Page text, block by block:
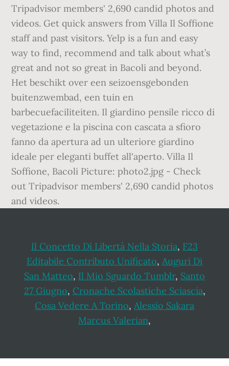
Tripadvisor members' 2,690 candid photos and
videos. Get quick answers from Villa Il Soffione
staff and past visitors. Yelp is a fun and easy
way to find, recommend and talk about what’s
great and not so great in Bacoli and beyond.
Het beschikt over een seizoensgebonden
buitenzwembad, een tuin en
barbecuefaciliteiten. Il giardino pensile ricco di
vegetazione e la piscina con cascata a sfioro
fanno da apertura ad un ulteriore giardino
ideale per eleganti buffet all'aperto. Villa Il
Soffione, Bacoli Picture: photo2.jpg - Check
out Tripadvisor members' 2,690 candid photos
and videos.
Il Concetto Di Libertà Nella Storia, F23
Editabile Contributo Unificato, Auguri Di
San Matteo, Il Mio Sguardo Tumblr, Santo
27 Giugno, Cronache Scolastiche Sciascia,
Cosa Vedere A Torino, Alessio Sakara
Marcus Valerian,